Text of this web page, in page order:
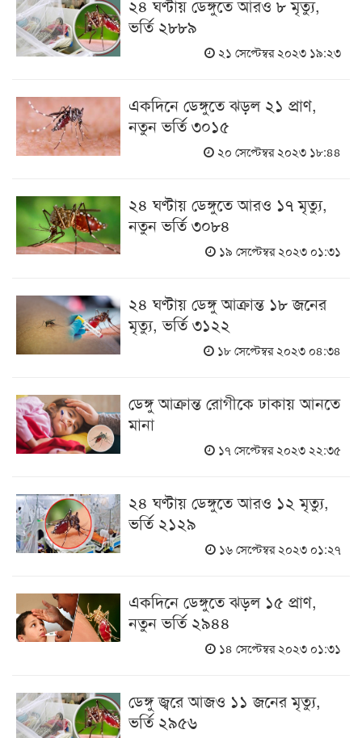
২৪ ঘণ্টায় ডেঙ্গুতে আরও ৮ মৃত্যু,
ভর্তি ২৮৮৯
২১ সেপ্টেম্বর ২০২৩ ১৯:২৩
একদিনে ডেঙ্গুতে ঝড়ল ২১ প্রাণ,
নতুন ভর্তি ৩০১৫
২০ সেপ্টেম্বর ২০২৩ ১৮:৪৪
২৪ ঘণ্টায় ডেঙ্গুতে আরও ১৭ মৃত্যু,
নতুন ভর্তি ৩০৮৪
১৯ সেপ্টেম্বর ২০২৩ ০১:৩১
২৪ ঘণ্টায় ডেঙ্গু আক্রান্ত ১৮ জনের
মৃত্যু, ভর্তি ৩১২২
১৮ সেপ্টেম্বর ২০২৩ ০৪:৩৪
ডেঙ্গু আক্রান্ত রোগীকে ঢাকায় আনতে
মানা
১৭ সেপ্টেম্বর ২০২৩ ২২:৩৫
২৪ ঘণ্টায় ডেঙ্গুতে আরও ১২ মৃত্যু,
ভর্তি ২১২৯
১৬ সেপ্টেম্বর ২০২৩ ০১:২৭
একদিনে ডেঙ্গুতে ঝড়ল ১৫ প্রাণ,
নতুন ভর্তি ২৯৪৪
১৪ সেপ্টেম্বর ২০২৩ ০১:৩১
ডেঙ্গু জ্বরে আজও ১১ জনের মৃত্যু,
ভর্তি ২৯৫৬